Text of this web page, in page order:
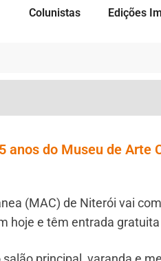
Colunistas Edições
anos do Museu de Arte
(MAC) de Niterói vai
hoje e têm entrada